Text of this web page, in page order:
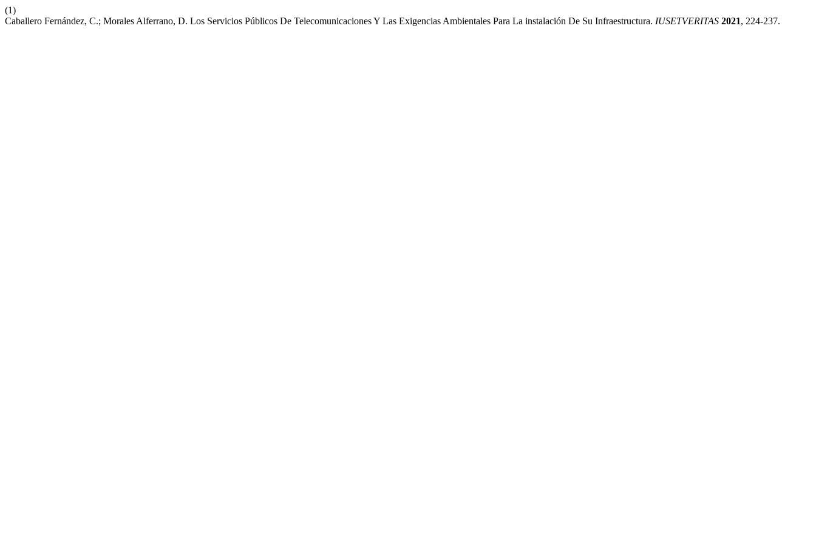
(1)
Caballero Fernández, C.; Morales Alferrano, D. Los Servicios Públicos De Telecomunicaciones Y Las Exigencias Ambientales Para La instalación De Su Infraestructura. IUSETVERITAS 2021, 224-237.